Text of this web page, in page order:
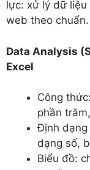
lực: xử lý dữ
web theo chuẩn.
Data Analysis
Excel
Công
phần
Định
dạng số,
Biểu đồ: